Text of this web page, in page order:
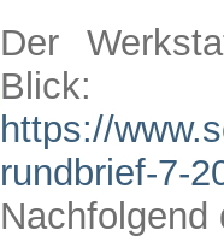
Der
Blick:
https://
rundbrief-7-
Nachfolgend